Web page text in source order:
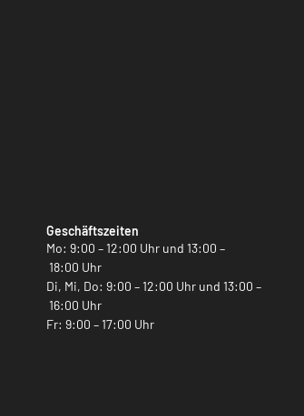
Geschäftszeiten
Mo: 9:00 – 12:00 Uhr und 13:00 –
18:00 Uhr
Di, Mi, Do: 9:00 – 12:00 Uhr und 13:00 –
16:00 Uhr
Fr: 9:00 – 17:00 Uhr